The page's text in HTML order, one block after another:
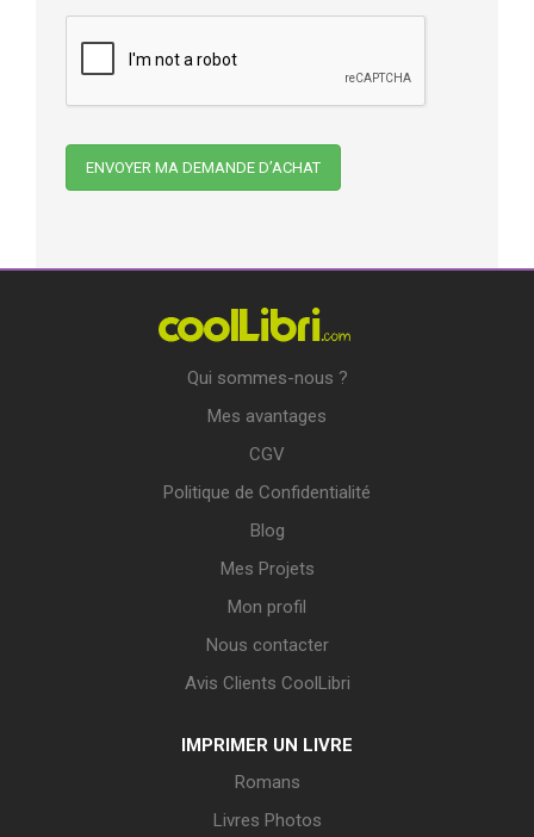
Qui sommes-nous ?
Mes avantages
CGV
Politique de Confidentialité
Blog
Mes Projets
Mon profil
Nous contacter
Avis Clients CoolLibri
IMPRIMER UN LIVRE
Romans
Livres Photos